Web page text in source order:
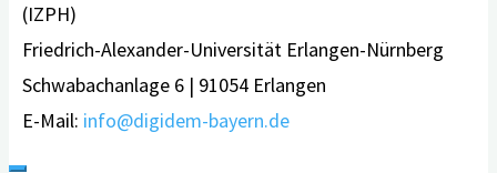
(IZPH)
Friedrich-Alexander-Universität Erlangen-Nürnberg
Schwabachanlage 6 | 91054 Erlangen
E-Mail: info@digidem-bayern.de